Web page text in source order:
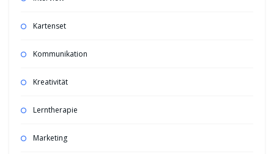
Kartenset
Kommunikation
Kreativität
Lerntherapie
Marketing